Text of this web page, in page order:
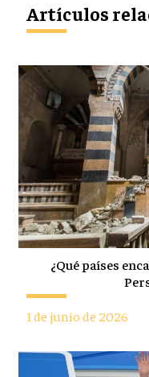
Artículos
¿Qué países
1 de junio de 2026